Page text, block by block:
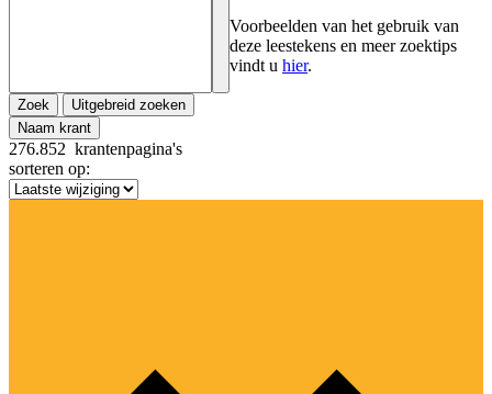
Voorbeelden van het gebruik van
deze leestekens en meer zoektips
vindt u hier.
Zoek
Uitgebreid zoeken
Naam krant
276.852 krantenpagina's
sorteren op: